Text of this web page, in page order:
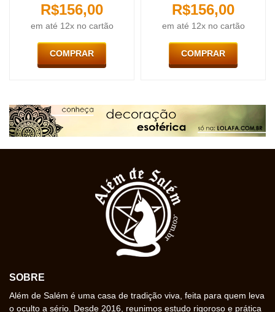
R$156,00
em até 12x no cartão
COMPRAR
R$156,00
em até 12x no cartão
COMPRAR
SOBRE
Além de Salém é uma casa de tradição viva, feita para quem leva
o oculto a sério. Desde 2016, reunimos estudo rigoroso e prática